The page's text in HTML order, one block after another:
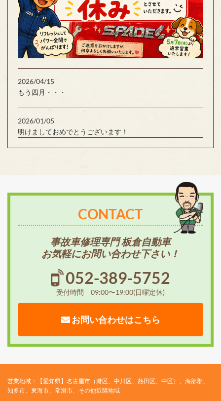
2026/04/15
もう四月・・・
2026/01/05
明けましておめでとうございます！
CONTACT
事故車修理専門 板倉自動車
お気軽にお問い合わせ下さい！
052-389-5752
受付時間 09:00〜19:00(日曜定休)
お問い合わせはこちら
営業地域：【愛知県】名古屋市（港区、中川区、熱田区、中区）、海部郡、
知多市、東海市、常滑市、その他近隣地域